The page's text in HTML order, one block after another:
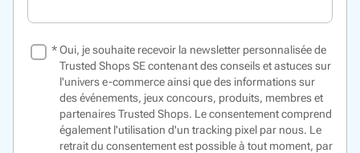
Oui, je souhaite recevoir la newsletter personnalisée de
Trusted Shops SE contenant des conseils et astuces sur
l'univers e-commerce ainsi que des informations sur
des événements, jeux concours, produits, membres et
partenaires Trusted Shops. Le consentement comprend
également l'utilisation d'un tracking pixelpar nous. Le
retrait du consentement est possible à tout moment, par
*